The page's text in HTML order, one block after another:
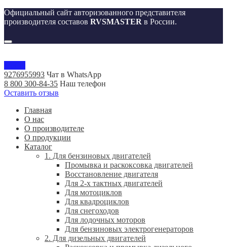
Официальный сайт авторизованного представителя
производителя составов RVSMASTER в России.
9276955993 Чат в WhatsApp
8 800 300-84-35 Наш телефон
Оставить отзыв
Главная
О нас
О производителе
О продукции
Каталог
1. Для бензиновых двигателей
Промывка и раскоксовка двигателей
Восстановление двигателя
Для 2-х тактных двигателей
Для мотоциклов
Для квадроциклов
Для снегоходов
Для лодочных моторов
Для бензиновых электрогенераторов
2. Для дизельных двигателей